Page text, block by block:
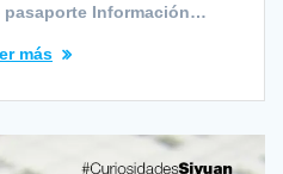
pasaporte Información…
más